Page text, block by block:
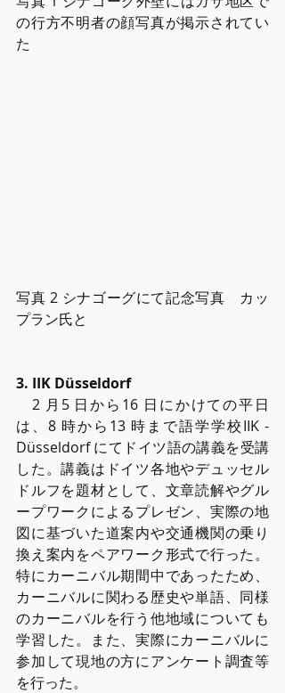
の⾏⽅不明者の顔写真が掲⽰されてい
た
写真 2 シナゴーグにて記念写真　カッ
プラン⽒と
3. IIK Düsseldorf
2 ⽉5 ⽇から16 ⽇にかけての平⽇
は、8 時から13 時まで語学学校IIK -
Düsseldorf にてドイツ語の講義を受講
した。講義はドイツ各地やデュッセル
ドルフを題材として、⽂章読解やグル
ープワークによるプレゼン、実際の地
図に基づいた道案内や交通機関の乗り
換え案内をペアワーク形式で⾏った。
特にカーニバル期間中であったため、
カーニバルに関わる歴史や単語、同様
のカーニバルを⾏う他地域についても
学習した。また、実際にカーニバルに
参加して現地の⽅にアンケート調査等
を⾏った。